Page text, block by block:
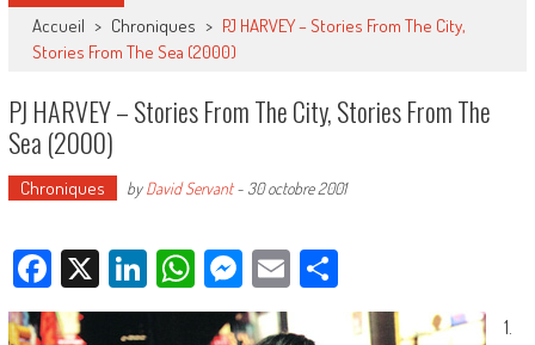
Accueil > Chroniques > PJ HARVEY – Stories From The City,
Stories From The Sea (2000)
PJ HARVEY – Stories From The City, Stories From The
Sea (2000)
Chroniques byDavid Servant- 30 octobre 2001
Facebook
X LinkedIn
WhatsApp
Messenger
EmailPartager
1.